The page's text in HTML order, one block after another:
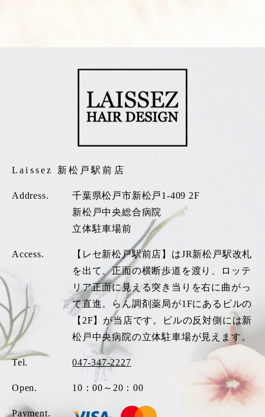
Laissez 新松戸駅前店
Address.
千葉県松戸市新松戸1-409 2F
新松戸中央総合病院
立体駐車場前
Access.
【レセ新松戸駅前店】はJR新松戸駅改札
を出て、正面の横断歩道を渡り、ロッテ
リア正面に見える突き当りを右に曲がっ
て直進。らん調剤薬局が1Fにあるビルの
【2F】が当店です。ビルの反対側には新
松戸中央病院の立体駐車場が見えます。
Tel. 047-347-2227
Open. 10：00～20：00
Payment.